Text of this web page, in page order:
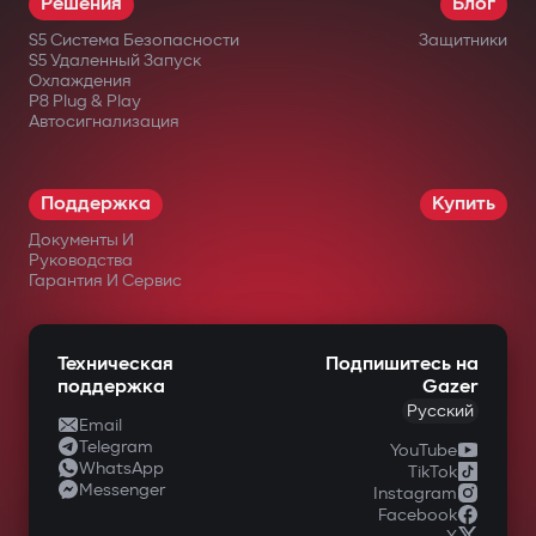
в официальных интернет-магазинах
Gazer;
в крупных сетях электроники;
в специализированных магазинах
автомобильной техники.
месяцев.
S5 Система Безопасности
S5 Удаленный Запуск
Охлаждения
P8 Plug & Play
Автосигнализация
Защитники
Поддержка
Документы И
Руководства
Гарантия И Сервис
Купить
Техническая
поддержка
Email
Telegram
WhatsApp
Messenger
Подпишитесь на
Gazer
Русский
YouTube
TikTok
Instagram
Facebook